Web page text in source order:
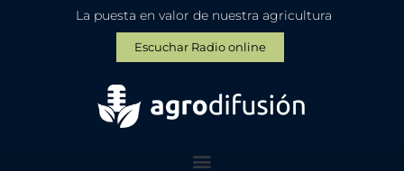
La puesta en valor de nuestra agricultura
Escuchar Radio online